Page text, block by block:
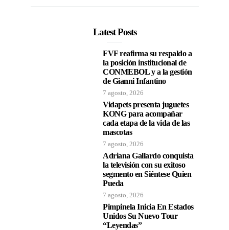
Latest Posts
FVF reafirma su respaldo a
la posición institucional de
CONMEBOL y a la gestión
de Gianni Infantino
7 agosto, 2026
Vidapets presenta juguetes
KONG para acompañar
cada etapa de la vida de las
mascotas
7 agosto, 2026
Adriana Gallardo conquista
la televisión con su exitoso
segmento en Siéntese Quien
Pueda
7 agosto, 2026
Pimpinela Inicia En Estados
Unidos Su Nuevo Tour
“Leyendas”